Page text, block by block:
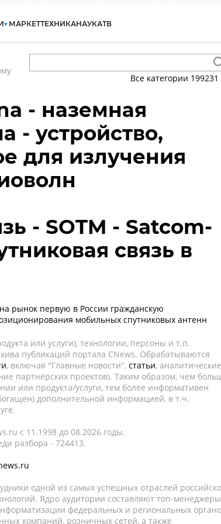
МАРКЕТТЕХНИКАНАУКАТВ
Все категории 199231
- наземная
- устройство,
для излучения
- SOTM - Satcom-
связь в
рынок первую в России гражданскую
мобильных спутниковых антенн
или услуги), технологии, персоны и т.п.
публикаций портала CNews. Обрабатываются
, включая "Главные новости", статьи, аналитические
партнёрских проектов). Таким образом, чем
или продукта/услуги, тем более информативен
дополнительной информацией, в т.ч.
c 11.1998 до 08.2026 годы.
разбора - 724413.
одной из самых успешных отраслей
Ядро аудитории составляют топ-
федеральных и региональных
компаний, розничных сетей, а также